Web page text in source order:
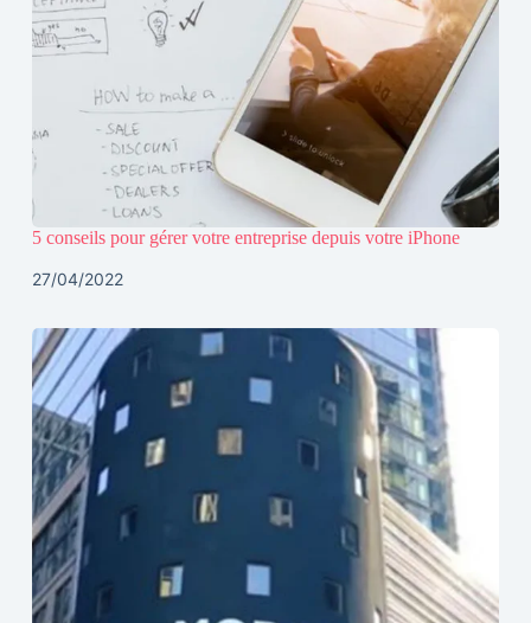
5 conseils pour gérer votre entreprise depuis votre iPhone
27/04/2022